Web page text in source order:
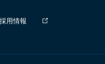
採用情報